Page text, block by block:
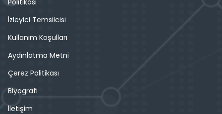
İzleyici Temsilcisi
Kullanım Koşulları
Aydınlatma Metni
Çerez Politikası
Biyografi
İletişim